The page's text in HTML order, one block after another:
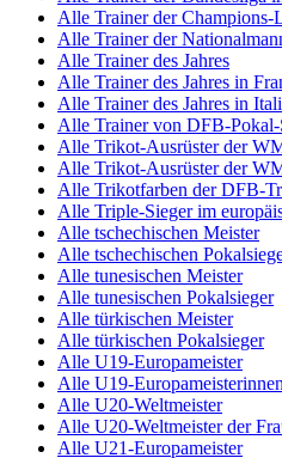
Alle Trainer der Champions-
Alle Trainer der
Alle Trainer des Jahres
Alle Trainer des Jahres in
Alle Trainer des Jahres in
Alle Trainer von DFB-Pokal-
Alle Trikot-Ausrüster der
Alle Trikot-Ausrüster der
Alle Trikotfarben der DFB-
Alle Triple-Sieger im
Alle tschechischen Meister
Alle tschechischen
Alle tunesischen Meister
Alle tunesischen Pokalsieger
Alle türkischen Meister
Alle türkischen Pokalsieger
Alle U19-Europameister
Alle U19-
Alle U20-Weltmeister
Alle U20-Weltmeister der
Alle U21-Europameister